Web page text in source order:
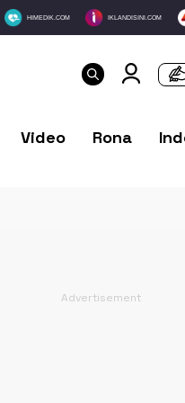
HIMEDIK.COM IKLANDISINI.COM
Video Rona